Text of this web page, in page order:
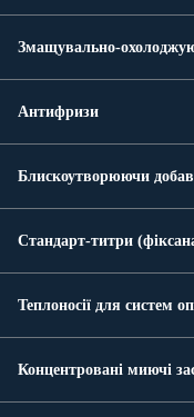
Змащувально-
Антифризи
Блискоутворюючи
Стандарт-титри
Теплоносії для систем
Концентровані миючі